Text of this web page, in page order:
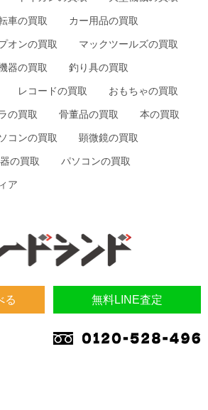
る 無料LINE査定
車の買取 カー用品の買取
オンの買取 マックツールズの買取
器の買取 釣り具の買取
レコードの買取 おもちゃの買取
の買取 骨董品の買取 本の買取
コンの買取 顕微鏡の買取
の買取 パソコンの買取
ア